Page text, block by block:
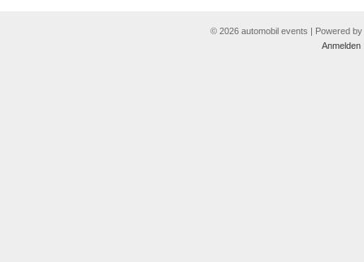
© 2026 automobil events | Powered by
Anmelden|